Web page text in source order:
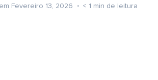
Fevereiro 13, 2026 < 1 min de leitura